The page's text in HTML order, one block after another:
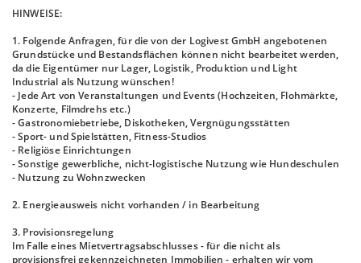
HINWEISE:
1. Folgende Anfragen, für die von der Logivest GmbH angebotenen
Grundstücke und Bestandsflächen können nicht bearbeitet werden,
da die Eigentümer nur Lager, Logistik, Produktion und Light
Industrial als Nutzung wünschen!
- Jede Art von Veranstaltungen und Events (Hochzeiten, Flohmärkte,
Konzerte, Filmdrehs etc.)
- Gastronomiebetriebe, Diskotheken, Vergnügungsstätten
- Sport- und Spielstätten, Fitness-Studios
- Religiöse Einrichtungen
- Sonstige gewerbliche, nicht-logistische Nutzung wie Hundeschulen
- Nutzung zu Wohnzwecken
2. Energieausweis nicht vorhanden / in Bearbeitung
3. Provisionsregelung
Im Falle eines Mietvertragsabschlusses - für die nicht als
provisionsfrei gekennzeichneten Immobilien - erhalten wir vom